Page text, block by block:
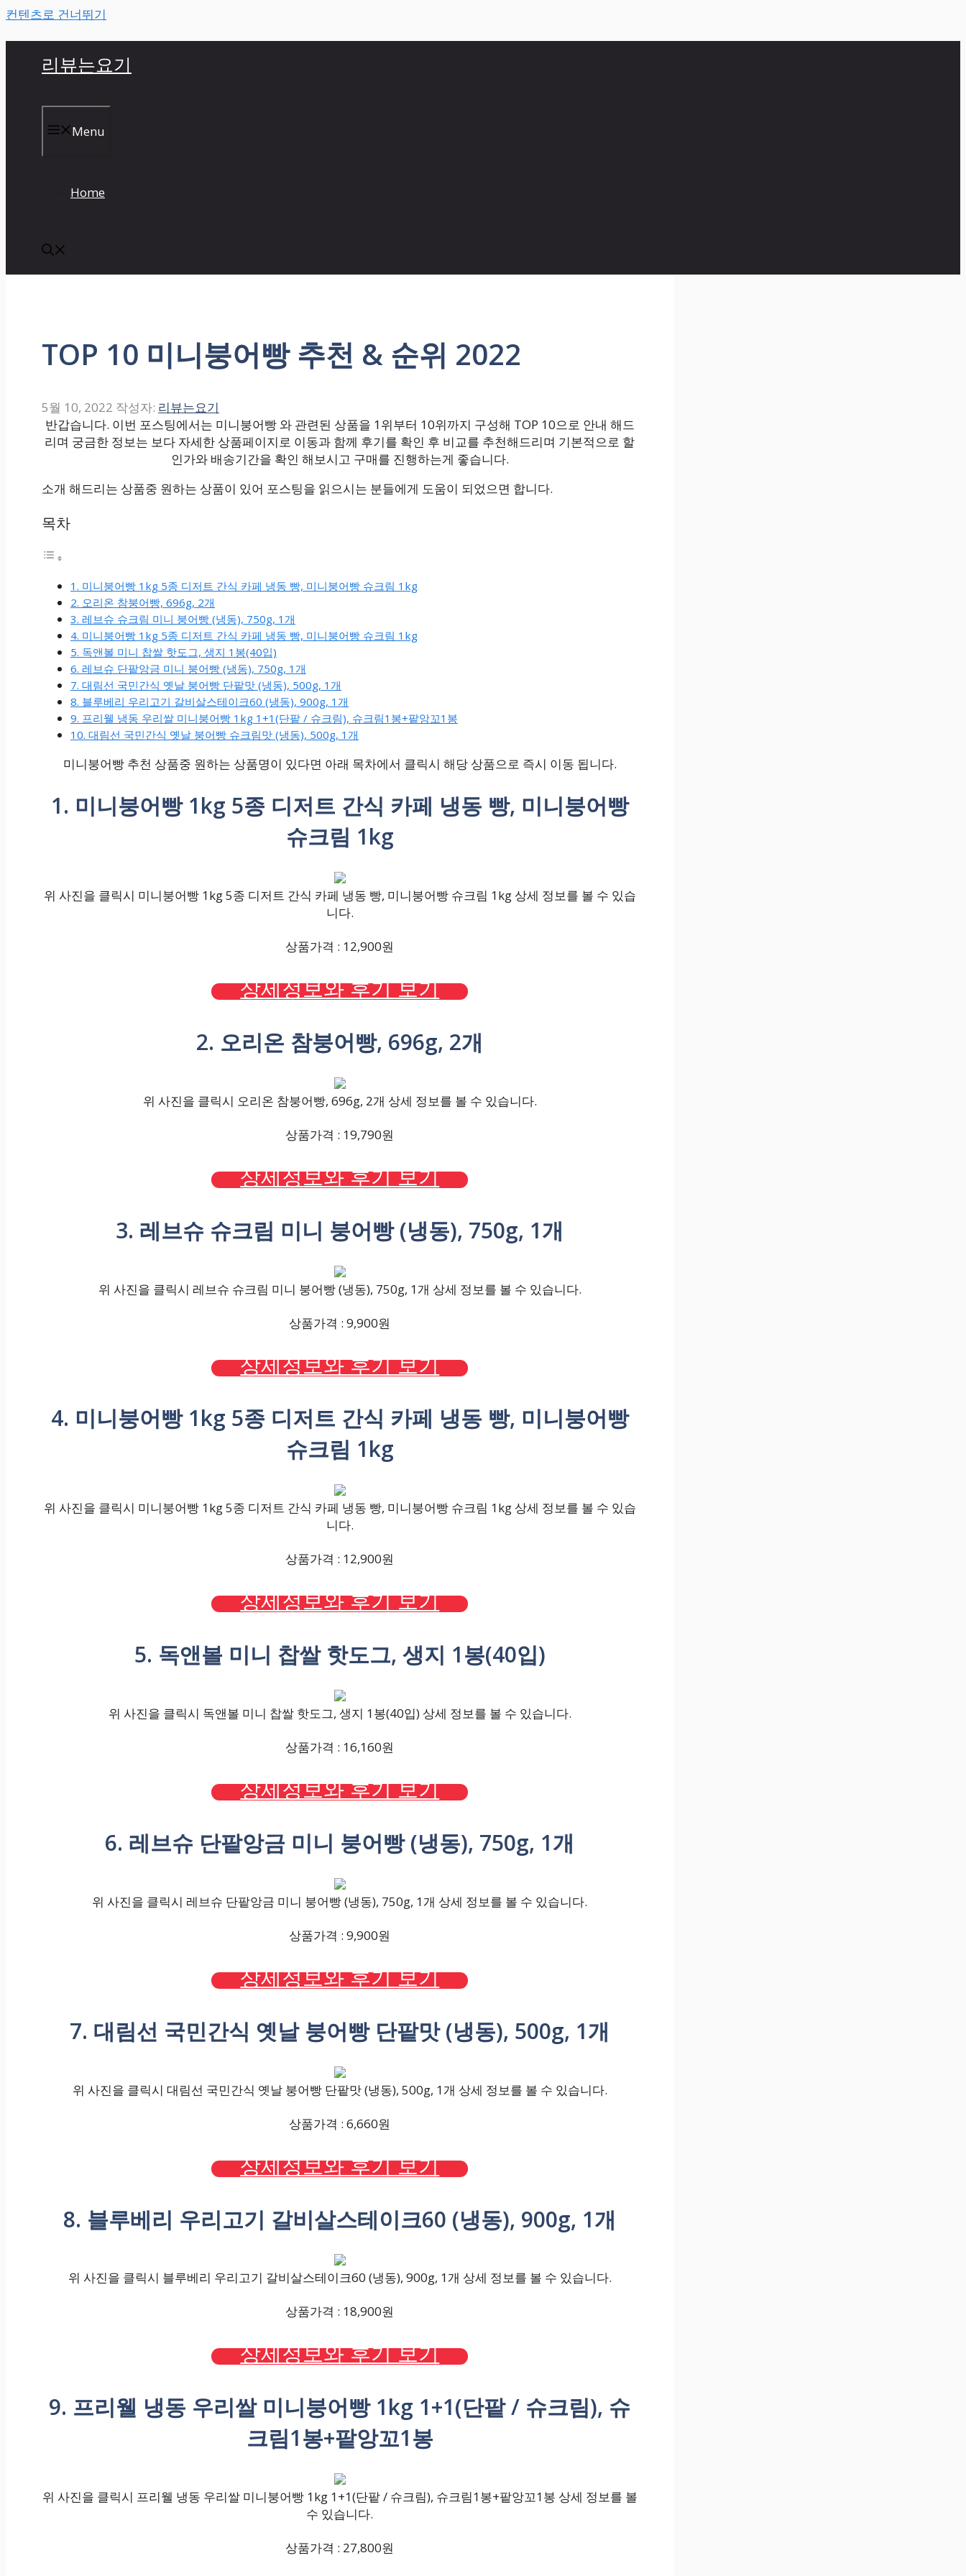
컨텐츠로 건너뛰기
리뷰는요기
Menu
Home
TOP 10 미니붕어빵 추천 & 순위 2022
5월 10, 2022 작성자: 리뷰는요기
반갑습니다. 이번 포스팅에서는 미니붕어빵 와 관련된 상품을 1위부터 10위까지 구성해 TOP 10으로 안내 해드
리며 궁금한 정보는 보다 자세한 상품페이지로 이동과 함께 후기를 확인 후 비교를 추천해드리며 기본적으로 할
인가와 배송기간을 확인 해보시고 구매를 진행하는게 좋습니다.
소개 해드리는 상품중 원하는 상품이 있어 포스팅을 읽으시는 분들에게 도움이 되었으면 합니다.
목차
1. 미니붕어빵 1kg 5종 디저트 간식 카페 냉동 빵, 미니붕어빵 슈크림 1kg
2. 오리온 참붕어빵, 696g, 2개
3. 레브슈 슈크림 미니 붕어빵 (냉동), 750g, 1개
4. 미니붕어빵 1kg 5종 디저트 간식 카페 냉동 빵, 미니붕어빵 슈크림 1kg
5. 독앤볼 미니 찹쌀 핫도그, 생지 1봉(40입)
6. 레브슈 단팥앙금 미니 붕어빵 (냉동), 750g, 1개
7. 대림선 국민간식 옛날 붕어빵 단팥맛 (냉동), 500g, 1개
8. 블루베리 우리고기 갈비살스테이크60 (냉동), 900g, 1개
9. 프리웰 냉동 우리쌀 미니붕어빵 1kg 1+1(단팥 / 슈크림), 슈크림1봉+팥앙꼬1봉
10. 대림선 국민간식 옛날 붕어빵 슈크림맛 (냉동), 500g, 1개
미니붕어빵 추천 상품중 원하는 상품명이 있다면 아래 목차에서 클릭시 해당 상품으로 즉시 이동 됩니다.
1. 미니붕어빵 1kg 5종 디저트 간식 카페 냉동 빵, 미니붕어빵
슈크림 1kg
위 사진을 클릭시 미니붕어빵 1kg 5종 디저트 간식 카페 냉동 빵, 미니붕어빵 슈크림 1kg 상세 정보를 볼 수 있습
니다.
상품가격 : 12,900원
상세정보와 후기 보기
2. 오리온 참붕어빵, 696g, 2개
위 사진을 클릭시 오리온 참붕어빵, 696g, 2개 상세 정보를 볼 수 있습니다.
상품가격 : 19,790원
상세정보와 후기 보기
3. 레브슈 슈크림 미니 붕어빵 (냉동), 750g, 1개
위 사진을 클릭시 레브슈 슈크림 미니 붕어빵 (냉동), 750g, 1개 상세 정보를 볼 수 있습니다.
상품가격 : 9,900원
상세정보와 후기 보기
4. 미니붕어빵 1kg 5종 디저트 간식 카페 냉동 빵, 미니붕어빵
슈크림 1kg
위 사진을 클릭시 미니붕어빵 1kg 5종 디저트 간식 카페 냉동 빵, 미니붕어빵 슈크림 1kg 상세 정보를 볼 수 있습
니다.
상품가격 : 12,900원
상세정보와 후기 보기
5. 독앤볼 미니 찹쌀 핫도그, 생지 1봉(40입)
위 사진을 클릭시 독앤볼 미니 찹쌀 핫도그, 생지 1봉(40입) 상세 정보를 볼 수 있습니다.
상품가격 : 16,160원
상세정보와 후기 보기
6. 레브슈 단팥앙금 미니 붕어빵 (냉동), 750g, 1개
위 사진을 클릭시 레브슈 단팥앙금 미니 붕어빵 (냉동), 750g, 1개 상세 정보를 볼 수 있습니다.
상품가격 : 9,900원
상세정보와 후기 보기
7. 대림선 국민간식 옛날 붕어빵 단팥맛 (냉동), 500g, 1개
위 사진을 클릭시 대림선 국민간식 옛날 붕어빵 단팥맛 (냉동), 500g, 1개 상세 정보를 볼 수 있습니다.
상품가격 : 6,660원
상세정보와 후기 보기
8. 블루베리 우리고기 갈비살스테이크60 (냉동), 900g, 1개
위 사진을 클릭시 블루베리 우리고기 갈비살스테이크60 (냉동), 900g, 1개 상세 정보를 볼 수 있습니다.
상품가격 : 18,900원
상세정보와 후기 보기
9. 프리웰 냉동 우리쌀 미니붕어빵 1kg 1+1(단팥 / 슈크림), 슈
크림1봉+팥앙꼬1봉
위 사진을 클릭시 프리웰 냉동 우리쌀 미니붕어빵 1kg 1+1(단팥 / 슈크림), 슈크림1봉+팥앙꼬1봉 상세 정보를 볼
수 있습니다.
상품가격 : 27,800원